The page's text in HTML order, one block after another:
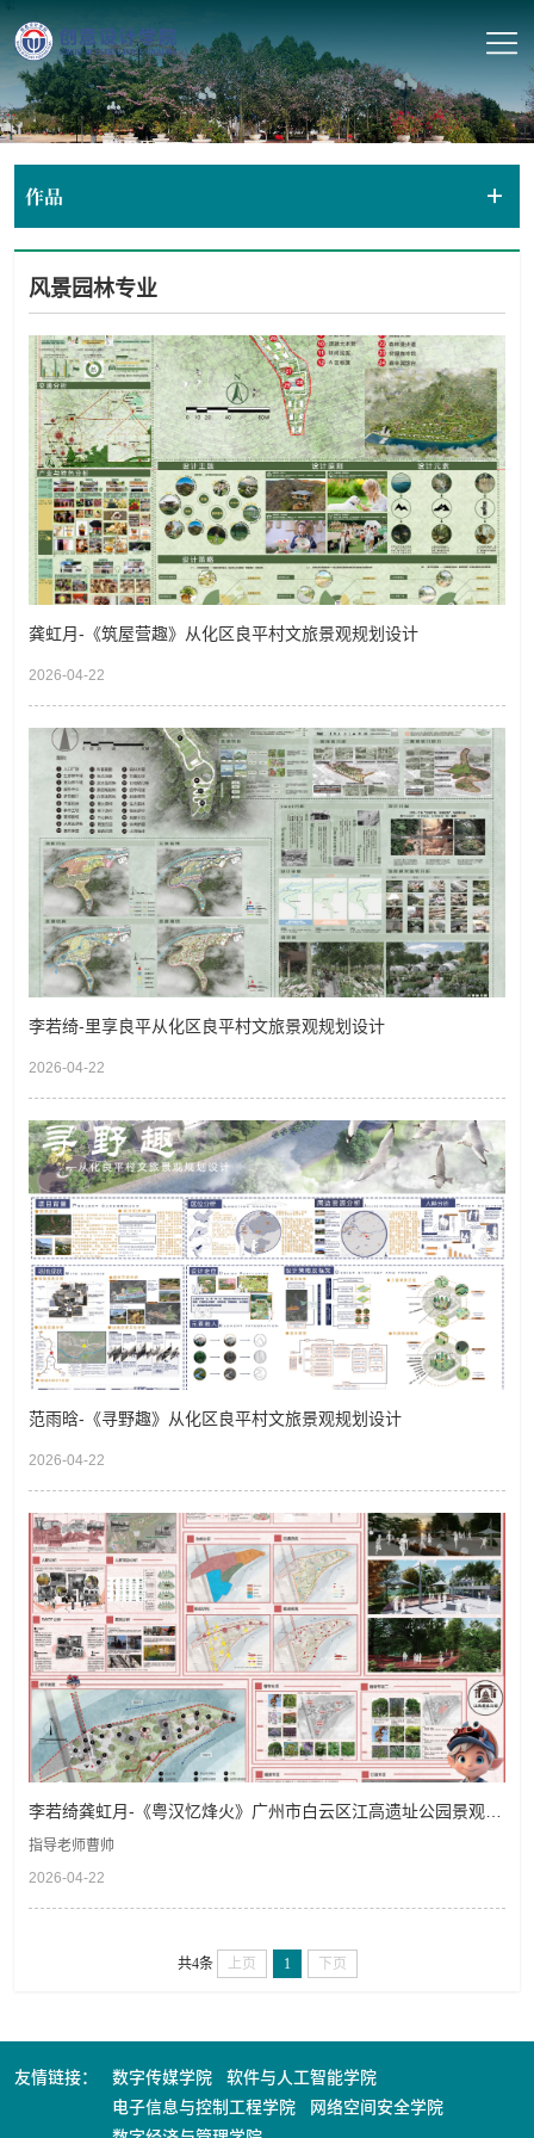
作品
风景园林专业
龚虹月-《筑屋营趣》从化区良平村文旅景观规划设计
2026-04-22
李若绮-里享良平从化区良平村文旅景观规划设计
2026-04-22
范雨晗-《寻野趣》从化区良平村文旅景观规划设计
2026-04-22
李若绮龚虹月-《粤汉忆烽火》广州市白云区江高遗址公园景观规
划设计
指导老师曹帅
2026-04-22
共4条 上页 1 下页
友情链接： 数字传媒学院
软件与人工智能学院
电子信息与控制工程学院
网络空间安全学院